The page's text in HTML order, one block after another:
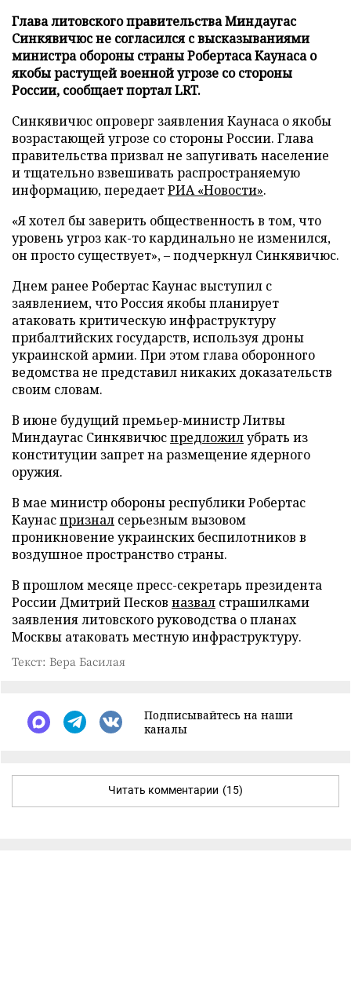
Глава литовского правительства Миндаугас
Синкявичюс не согласился с высказываниями
министра обороны страны Робертаса Каунаса о
якобы растущей военной угрозе со стороны
России, сообщает портал LRT.
Синкявичюс опроверг заявления Каунаса о якобы
возрастающей угрозе со стороны России. Глава
правительства призвал не запугивать население
и тщательно взвешивать распространяемую
информацию, передаетРИА «Новости».
«Я хотел бы заверить общественность в том, что
уровень угроз как-то кардинально не изменился,
он просто существует», – подчеркнул Синкявичюс.
Днем ранее Робертас Каунас выступил с
заявлением, что Россия якобы планирует
атаковать критическую инфраструктуру
прибалтийских государств, используя дроны
украинской армии. При этом глава оборонного
ведомства не представил никаких доказательств
своим словам.
В июне будущий премьер-министр Литвы
Миндаугас Синкявичюспредложилубрать из
конституции запрет на размещение ядерного
оружия.
В мае министр обороны республики Робертас
Каунаспризнал серьезным вызовом
проникновение украинских беспилотников в
воздушное пространство страны.
В прошлом месяце пресс-секретарь президента
России Дмитрий Песков назвал страшилками
заявления литовского руководства о планах
Москвы атаковать местную инфраструктуру.
Текст: Вера Басилая
Подписывайтесь на наши
каналы
Читать комментарии (15)